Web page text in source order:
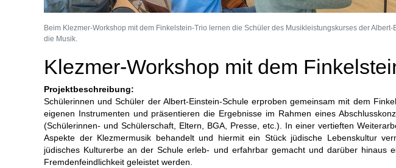
Beim Klezmer-Workshop mit dem Finkelstein-Trio lernen die Schüler des Musikleistungskurses der
die Musik.
Klezmer-Workshop mit dem
Projektbeschreibung:
Schülerinnen und Schüler der Albert-Einstein-Schule erproben gemeinsam mit dem
eigenen Instrumenten und präsentieren die Ergebnisse im Rahmen eines
(Schülerinnen- und Schülerschaft, Eltern, BGA, Presse, etc.). In einer vertieften
Aspekte der Klezmermusik behandelt und hiermit ein Stück jüdische Lebenskultur
jüdisches Kulturerbe an der Schule erleb- und erfahrbar gemacht und darüber hinaus
Fremdenfeindlichkeit geleistet werden.